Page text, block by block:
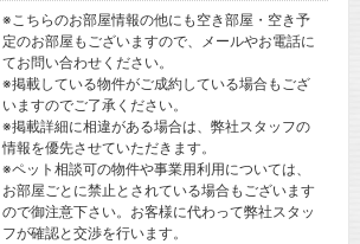
※こちらのお部屋情報の他にも空き部屋・空き予
定のお部屋もございますので、メールやお電話に
てお問い合わせください。
※掲載している物件がご成約している場合もござ
いますのでご了承ください。
※掲載詳細に相違がある場合は、弊社スタッフの
情報を優先させていただきます。
※ペット相談可の物件や事業用利用については、
お部屋ごとに禁止とされている場合もございます
ので御注意下さい。お客様に代わって弊社スタッ
フが確認と交渉を行います。